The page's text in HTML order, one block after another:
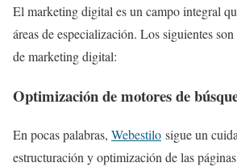
El marketing digital es un campo integral
áreas de especialización. Los siguientes
de marketing digital:
Optimización de motores de
En pocas palabras, Webestilo sigue un
estructuración y optimización de las